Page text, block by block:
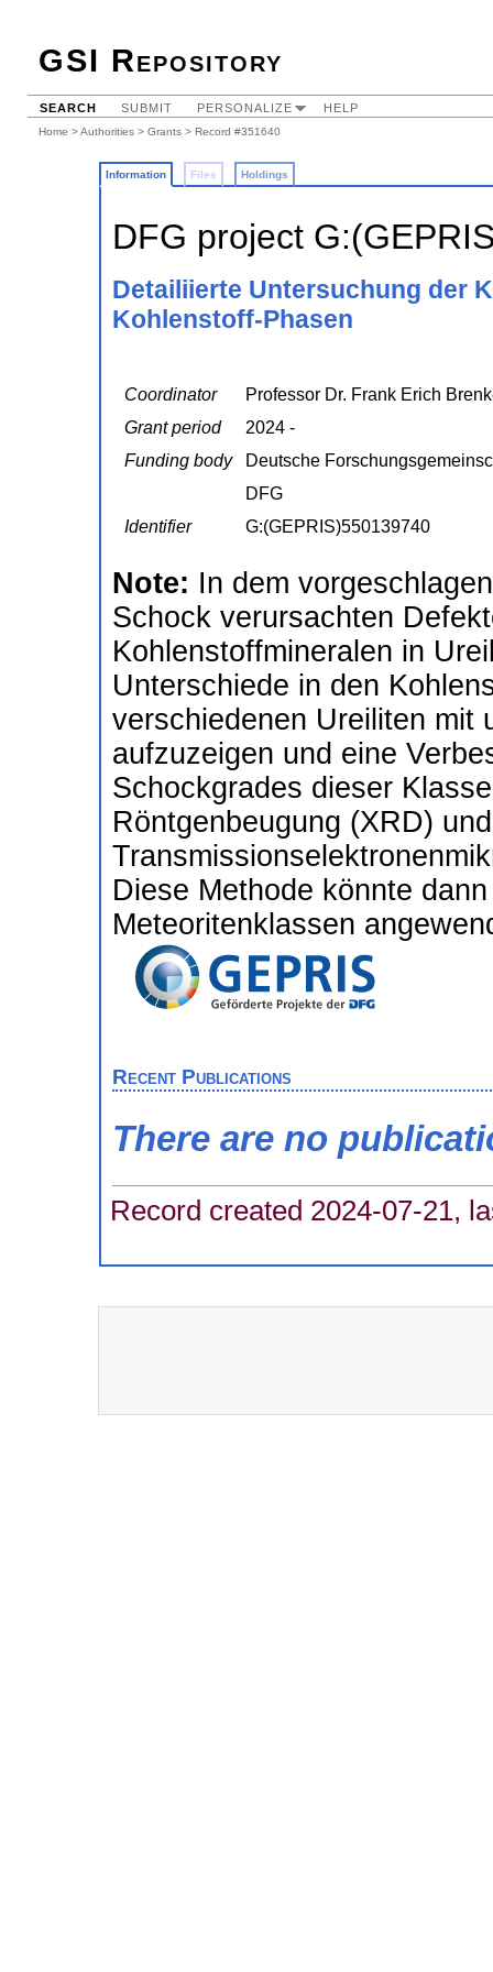
GSI Repository
SEARCH SUBMIT PERSONALIZE HELP
Home >Authorities > Grants > Record #351640
Information Files Holdings
DFG project
Detailiierte Untersuchung der
Kohlenstoff-Phasen
Coordinator
Professor Dr. Frank Erich
Grant period
2024 -
Funding body
Deutsche
DFG
Identifier
G:(GEPRIS)550139740
Note: In dem
Schock verursachten
Kohlenstoffmineralen in
Unterschiede in den
verschiedenen Ureiliten mit
aufzuzeigen und eine
Schockgrades dieser
Röntgenbeugung (XRD) und
Diese Methode könnte
Meteoritenklassen
Recent Publications
There are no
Record created 2024-07-21,